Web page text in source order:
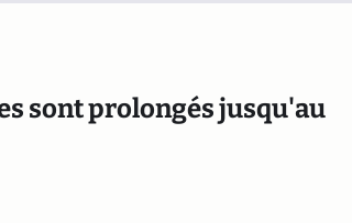
sont prolongés jusqu'au